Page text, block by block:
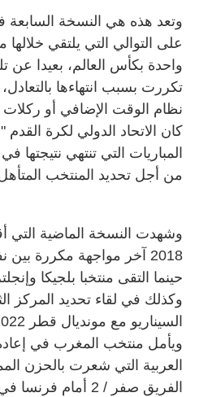
وتعد هذه هي النسخة السابعة
على التوالي التي يلتقي
واحدة بكأس العالم، بعيدا عن
تكررت بسبب انتهاءها
نظام الوقت الإضافي أو ركلات
كان الاتحاد الدولي لكرة القدم
المباريات التي تنتهي نتيجتها
من أجل تحديد المنتخب المتأهل
وشهدت النسخة الماضية التي
2018 آخر مواجهة مكررة
حينما التقى منتخبا بلجيكا
وكذلك في لقاء تحديد المركز
السيناريو مع مونديال قطر 2022.
ويأمل منتخب المغرب في
العربية التي شعرت بالحزن
الفريق صفر / 2 أمام فرنسا في الدور قبل النهائي.